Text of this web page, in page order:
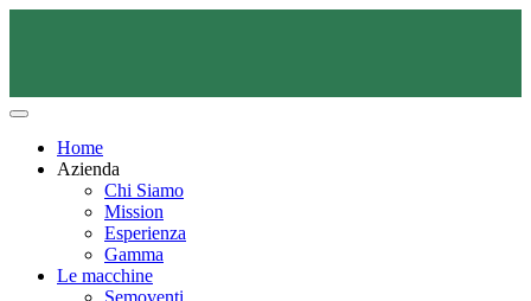
Home
Azienda
Chi Siamo
Mission
Esperienza
Gamma
Le macchine
Semoventi